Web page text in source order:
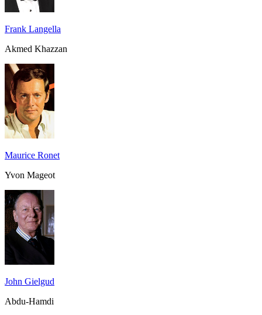
Frank Langella
Akmed Khazzan
Maurice Ronet
Yvon Mageot
John Gielgud
Abdu-Hamdi